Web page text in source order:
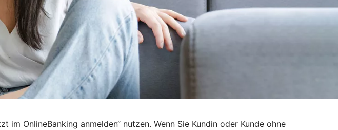
OnlineBanking anmelden“ nutzen. Wenn Sie Kundin oder Kunde ohne